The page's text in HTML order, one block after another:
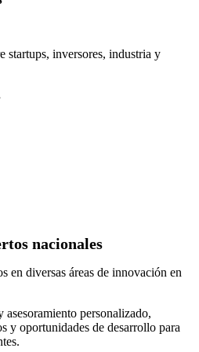
startups, inversores, industria y
nacionales
en diversas áreas de innovación en
personalizado,
y oportunidades de desarrollo para